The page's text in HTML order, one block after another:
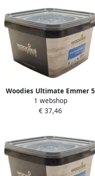
Woodies Ultimate Emmer 5
0x100 60 vk T25 verzinkt |
350 stuks 61999056
1 webshop
€ 37,46